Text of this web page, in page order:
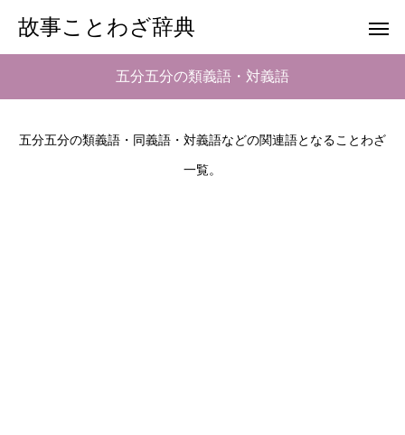
故事ことわざ辞典
五分五分の類義語・対義語
五分五分の類義語・同義語・対義語などの関連語となることわざ
一覧。